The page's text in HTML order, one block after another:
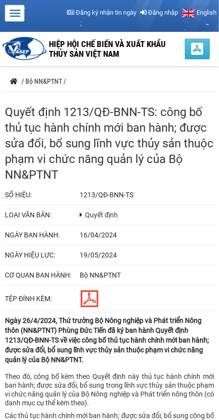
Đăng ký nhận tin ngày Đăng nhập English
HIỆP HỘI CHẾ BIẾN VÀ XUẤT KHẨU
THỦY SẢN VIỆT NAM
/ Bộ NN&PTNT /
Quyết định 1213/QĐ-BNN-TS: công bố
thủ tục hành chính mới ban hành; được
sửa đổi, bổ sung lĩnh vực thủy sản thuộc
phạm vi chức năng quản lý của Bộ
NN&PTNT
SỐ HIỆU: 1213/QĐ-BNN-TS
LOẠI VĂN BẢN: Quyết định
NGÀY BAN HÀNH: 16/04/2024
NGÀY HIỆU LỰC: 19/05/2024
CƠ QUAN BAN HÀNH: Bộ NN&PTNT
TỆP ĐÍNH KÈM:
Ngày 26/4/2024, Thứ trưởng Bộ Nông nghiệp và Phát triển Nông
thôn (NN&PTNT) Phùng Đức Tiến đã ký ban hành Quyết định
1213/QĐ-BNN-TS về việc công bố thủ tục hành chính mới ban hành;
được sửa đổi, bổ sung lĩnh vực thủy sản thuộc phạm vi chức năng
quản lý của Bộ NN&PTNT.
Theo đó, công bố kèm theo Quyết định này thủ tục hành chính mới
ban hành; được sửa đổi, bổ sung trong lĩnh vực thủy sản thuộc phạm
vi chức năng quản lý của Bộ Nông nghiệp và Phát triển nông thôn (có
danh mục cụ thể kèm theo).
Các thủ tục hành chính mới ban hành; được sửa đổi, bổ sung công bố